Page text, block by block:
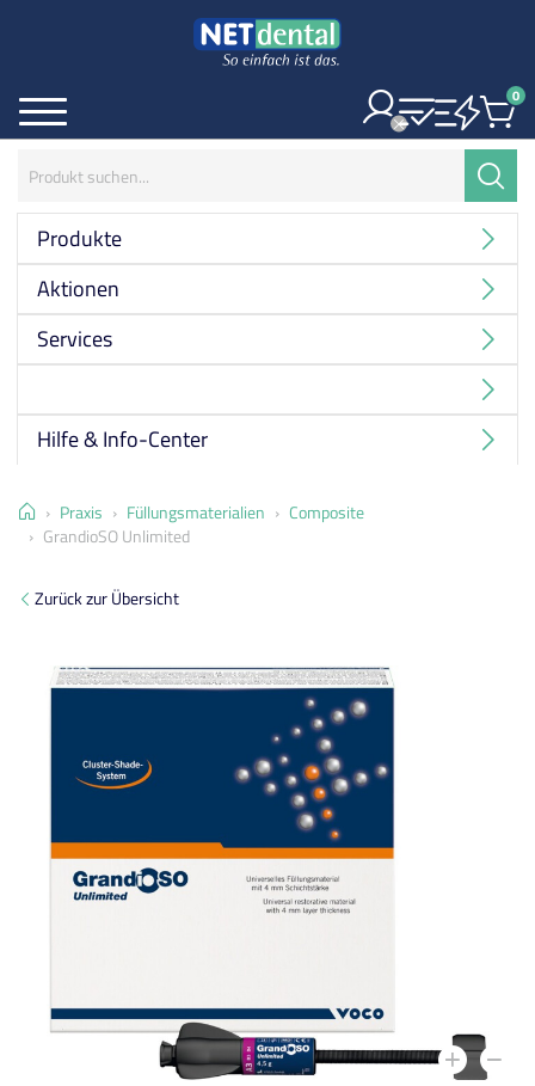
Menü 0
Produkte
Aktionen
Services
Hilfe & Info-Center
Home Praxis Füllungsmaterialien
Composite
GrandioSO Unlimited
Zurück zur Übersicht